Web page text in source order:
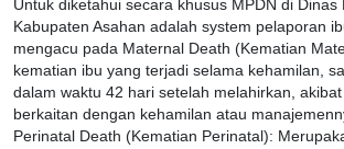
Untuk diketahui secara khusus MPDN di Dinas
Kabupaten Asahan adalah system pelaporan
mengacu pada Maternal Death (Kematian
kematian ibu yang terjadi selama kehamilan,
dalam waktu 42 hari setelah melahirkan,
berkaitan dengan kehamilan atau
Perinatal Death (Kematian Perinatal):